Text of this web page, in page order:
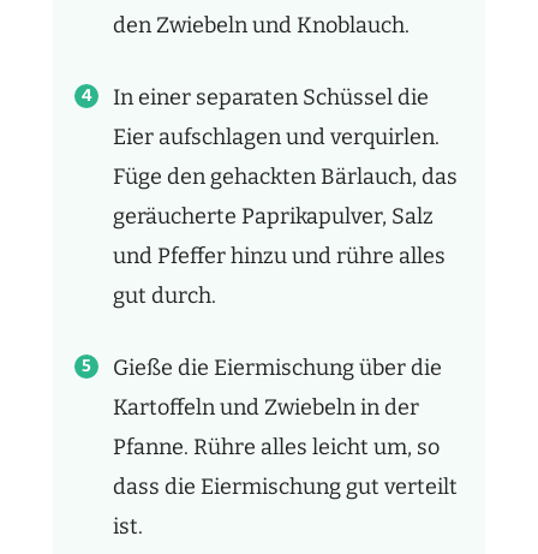
den Zwiebeln und Knoblauch.
In einer separaten Schüssel die
Eier aufschlagen und verquirlen.
Füge den gehackten Bärlauch, das
geräucherte Paprikapulver, Salz
und Pfeffer hinzu und rühre alles
gut durch.
Gieße die Eiermischung über die
Kartoffeln und Zwiebeln in der
Pfanne. Rühre alles leicht um, so
dass die Eiermischung gut verteilt
ist.